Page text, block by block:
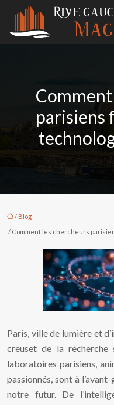
parisiens
/ Blog
/ Comment les chercheurs
Paris, ville de lumière et
creuset de la recherche
laboratoires parisiens,
passionnés, sont à
notre futur. De